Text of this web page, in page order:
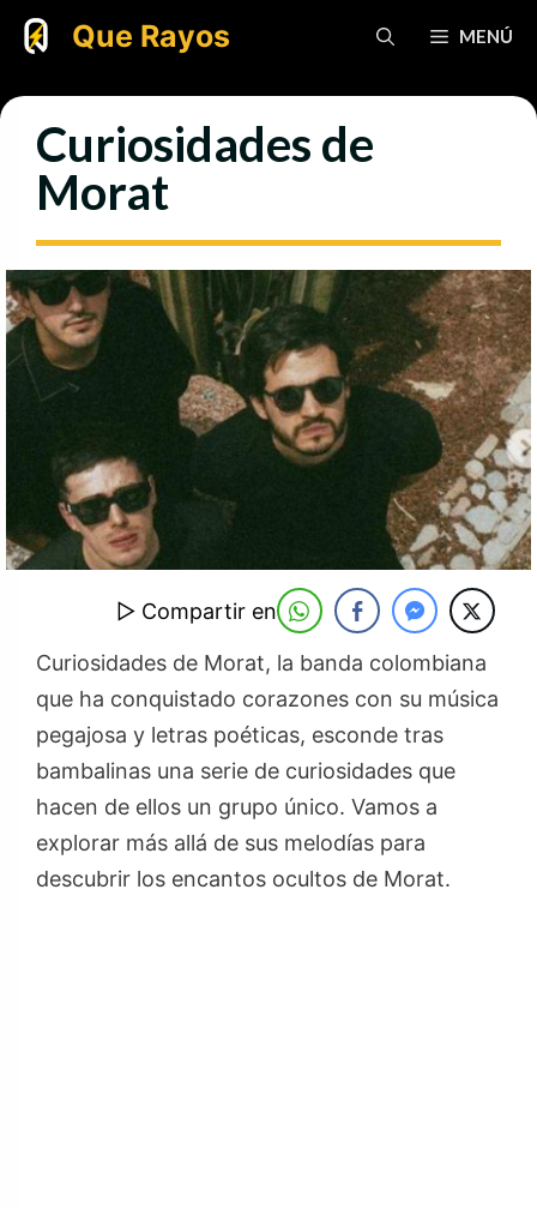
Saltar
Que Rayos MENÚ
Curiosidades de
Morat
▷ Compartir en
Curiosidades de Morat, la banda colombiana
que ha conquistado corazones con su música
pegajosa y letras poéticas, esconde tras
bambalinas una serie de curiosidades que
hacen de ellos un grupo único. Vamos a
explorar más allá de sus melodías para
descubrir los encantos ocultos de Morat.